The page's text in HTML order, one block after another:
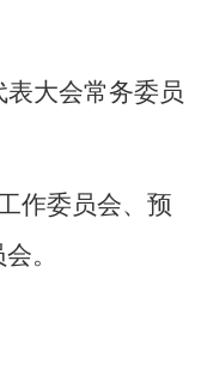
表大会常务委员
作委员会、预
。